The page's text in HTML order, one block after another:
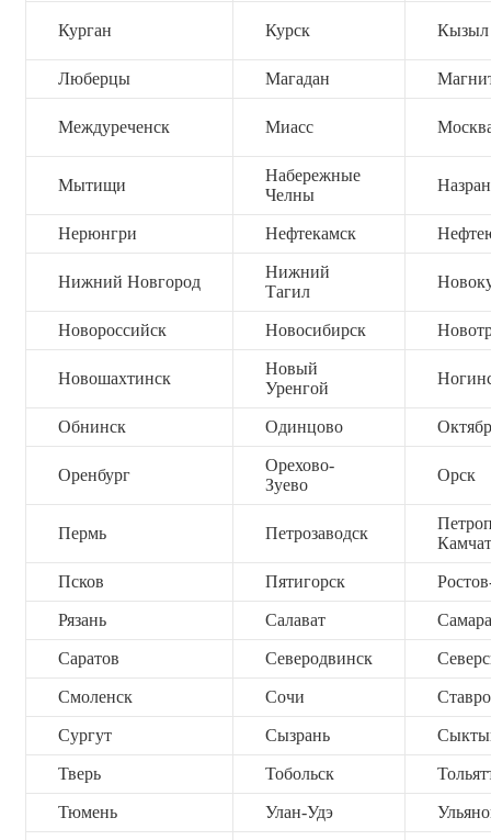
Курган Курск Кызыл
Люберцы Магадан
Междуреченск Миасс
Мытищи
Набережные
Челны
Нерюнгри Нефтекамск
Нижний Новгород
Нижний
Тагил
Новороссийск Новосибирск
Новошахтинск
Новый
Уренгой
Обнинск Одинцово
Оренбург
Орехово-
Зуево
Орск
Пермь Петрозаводск
Псков Пятигорск
Рязань Салават Самара
Саратов Северодвинск
Смоленск Сочи
Сургут Сызрань
Тверь Тобольск
Тюмень Улан-Удэ